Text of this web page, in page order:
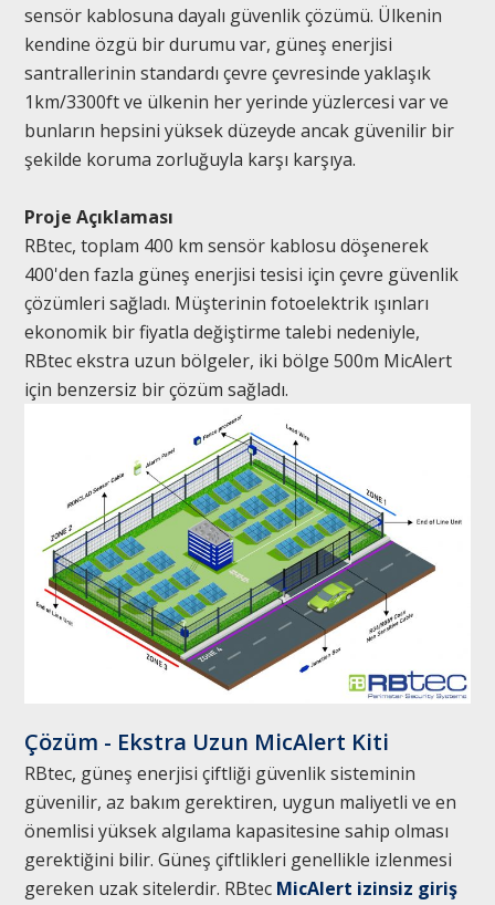
sensör kablosuna dayalı güvenlik çözümü. Ülkenin
kendine özgü bir durumu var, güneş enerjisi
santrallerinin standardı çevre çevresinde yaklaşık
1km/3300ft ve ülkenin her yerinde yüzlercesi var ve
bunların hepsini yüksek düzeyde ancak güvenilir bir
şekilde koruma zorluğuyla karşı karşıya.
Proje Açıklaması
RBtec, toplam 400 km sensör kablosu döşenerek
400'den fazla güneş enerjisi tesisi için çevre güvenlik
çözümleri sağladı. Müşterinin fotoelektrik ışınları
ekonomik bir fiyatla değiştirme talebi nedeniyle,
RBtec ekstra uzun bölgeler, iki bölge 500m MicAlert
için benzersiz bir çözüm sağladı.
Çözüm - Ekstra Uzun MicAlert Kiti
RBtec, güneş enerjisi çiftliği güvenlik sisteminin
güvenilir, az bakım gerektiren, uygun maliyetli ve en
önemlisi yüksek algılama kapasitesine sahip olması
gerektiğini bilir. Güneş çiftlikleri genellikle izlenmesi
gereken uzak sitelerdir. RBtec MicAlert izinsiz giriş